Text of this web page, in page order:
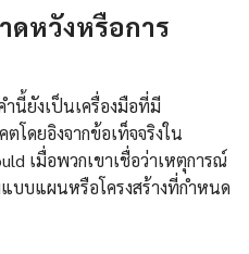
ดหวังหรือการ
นี้ยังเป็นเครื่องมือที่มี
โดยอิงจากข้อเท็จจริงใน
เมื่อพวกเขาเชื่อว่าเหตุการณ์
บแผนหรือโครงสร้างที่กำหนด